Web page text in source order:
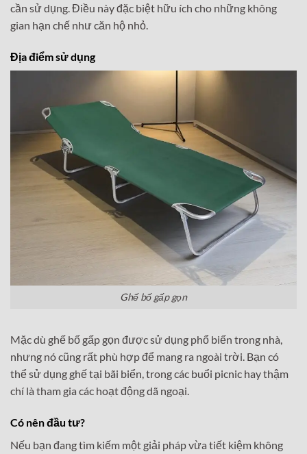
cần sử dụng. Điều này đặc biệt hữu ích cho những không
gian hạn chế như căn hộ nhỏ.
Địa điểm sử dụng
Ghế bố gấp gọn
Mặc dù ghế bố gấp gọn được sử dụng phổ biến trong nhà,
nhưng nó cũng rất phù hợp để mang ra ngoài trời. Bạn có
thể sử dụng ghế tại bãi biển, trong các buổi picnic hay thậm
chí là tham gia các hoạt động dã ngoại.
Có nên đầu tư?
Nếu bạn đang tìm kiếm một giải pháp vừa tiết kiệm không